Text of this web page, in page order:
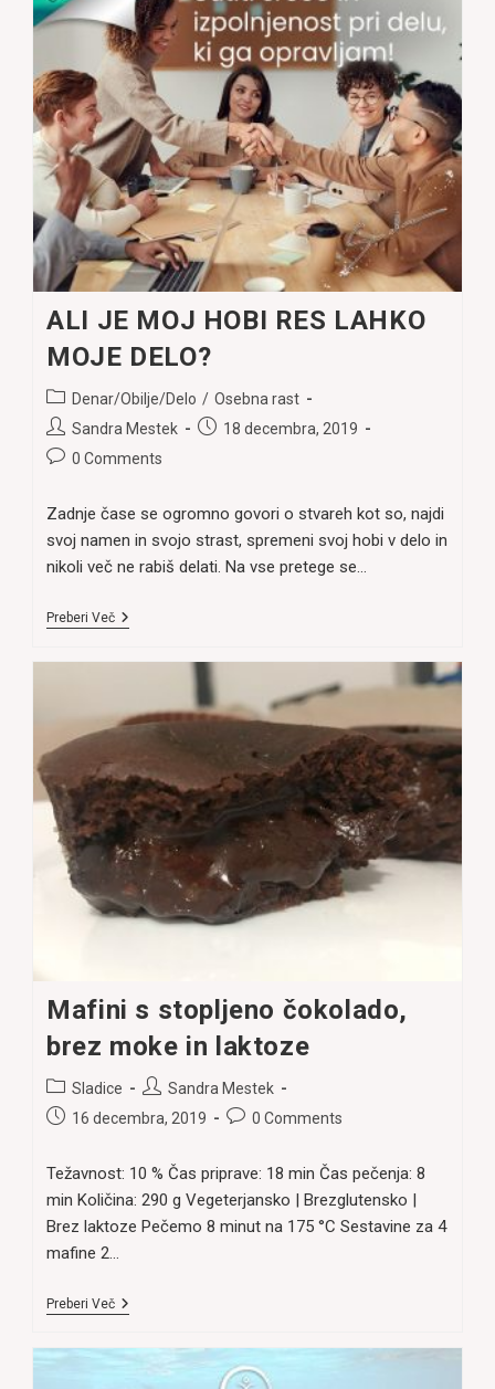
ALI JE MOJ HOBI RES LAHKO
MOJE DELO?
Post
category:
Denar/Obilje/Delo / Osebna rast
Post
author:
Sandra Mestek
Post18 decembra, 2019
Post0 Comments
Zadnje čase se ogromno govori o stvareh kot so, najdi
svoj namen in svojo strast, spremeni svoj hobi v delo in
nikoli več ne rabiš delati. Na vse pretege se…
Preberi VečALI
LAHKO
MOJE
Mafini s stopljeno čokolado,
brez moke in laktoze
Post
category:
Sladice
Post
author:
Sandra Mestek
Post16 decembra, 2019
Post0 Comments
Težavnost: 10 % Čas priprave: 18 min Čas pečenja: 8
min Količina: 290 g Vegeterjansko | Brezglutensko |
Brez laktoze Pečemo 8 minut na 175 °C Sestavine za 4
mafine 2…
Preberi VečMafini
Čokolado,